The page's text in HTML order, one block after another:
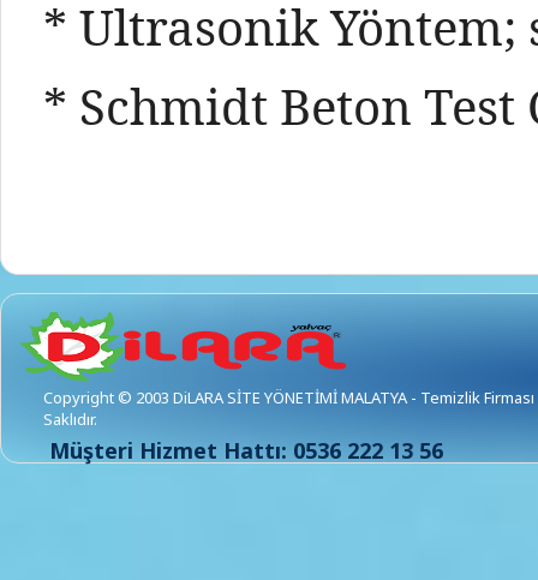
* Ultrasonik Yöntem;
* Schmidt Beton
Copyright © 2003 DiLARA SİTE YÖNETİMİ MALATYA - Temizlik Firması
Saklıdır.
Müşteri Hizmet Hattı: 0536 222 13 56